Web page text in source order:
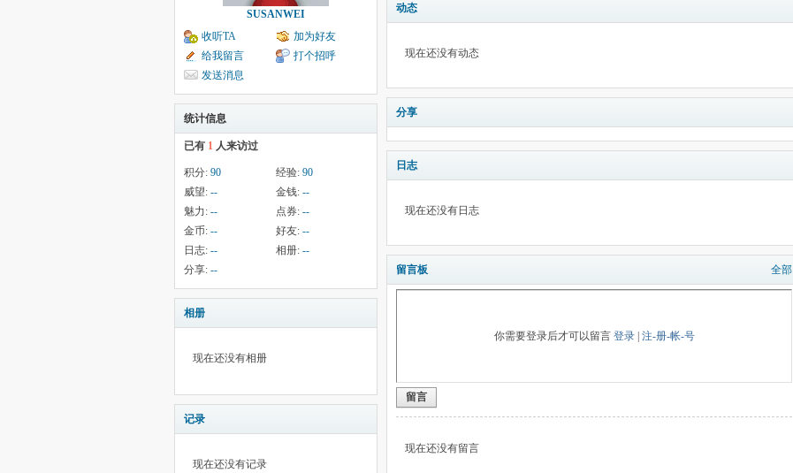
SUSANWEI
收听TA
加为好友
给我留言
打个招呼
发送消息
统计信息
已有 1 人来访过
积分: 90 经验: 90
威望: -- 金钱: --
魅力: -- 点券: --
金币: -- 好友: --
日志: -- 相册: --
分享: --
相册
现在还没有相册
记录
现在还没有记录
动态
现在还没有动态
分享
日志
现在还没有日志
留言板 全部
你需要登录后才可以留言 登录| 注-册-帐-号
留言
现在还没有留言